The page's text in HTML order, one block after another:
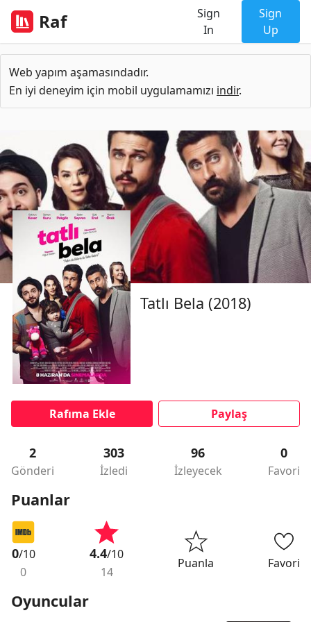
Raf
Sign
In
Sign
Up
Web yapım aşamasındadır.
En iyi deneyim için mobil uygulamamızı indir.
Tatlı Bela (2018)
Rafıma Ekle Paylaş
2
Gönderi
303
İzledi
96
İzleyecek
0
Favori
Puanlar
0/10
0
4.4/10
14
Puanla Favori
Oyuncular